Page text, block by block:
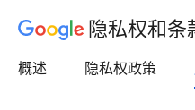
隐私权和条
概述 隐私权政策